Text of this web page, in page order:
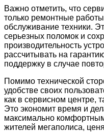
Важно отметить, что
только ремонтные
обслуживание техники.
серьезных поломок и
производительность
рассчитывать на
поддержку в случае
Помимо технической
удобстве своих
как в сервисном центре,
Это экономит время и
максимально
жителей мегаполиса,